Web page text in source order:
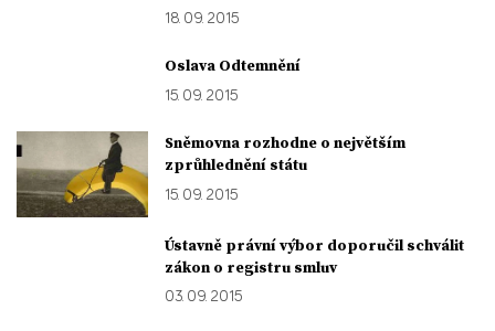
18. 09. 2015
Oslava Odtemnění
15. 09. 2015
Sněmovna rozhodne o největším
zprůhlednění státu
15. 09. 2015
Ústavně právní výbor doporučil schválit
zákon o registru smluv
03. 09. 2015